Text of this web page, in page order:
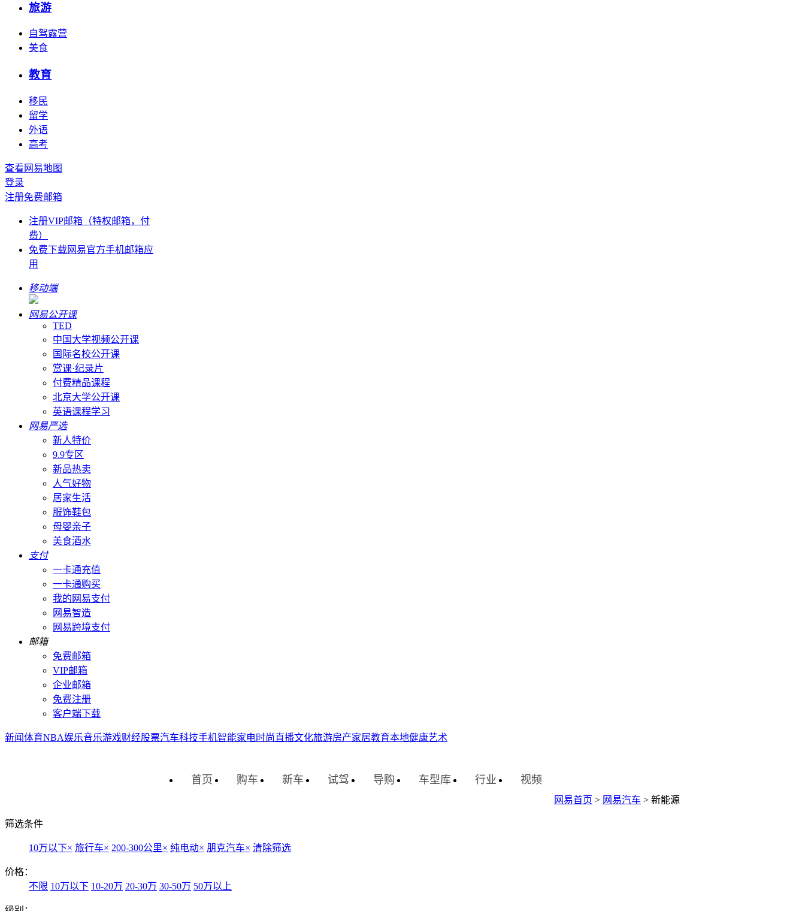
旅游
自驾露营
美食
教育
移民
留学
外语
高考
查看网易地图
登录
注册免费邮箱
注册VIP邮箱（特权邮箱，付
费）
免费下载网易官方手机邮箱应
用
移动端
网易公开课
TED
中国大学视频公开课
国际名校公开课
赏课·纪录片
付费精品课程
北京大学公开课
英语课程学习
网易严选
新人特价
9.9专区
新品热卖
人气好物
居家生活
服饰鞋包
母婴亲子
美食酒水
支付
一卡通充值
一卡通购买
我的网易支付
网易智造
网易跨境支付
邮箱
免费邮箱
VIP邮箱
企业邮箱
免费注册
客户端下载
新闻体育NBA娱乐音乐游戏财经股票汽车科技手机智能家电时尚直播文化旅游房产家居教育本地健康艺术
首页 购车 新车 试驾 导购 车型库 行业 视频
网易首页 > 网易汽车 > 新能源
筛选条件
10万以下× 旅行车× 200-300公里× 纯电动× 朋克汽车× 清除筛选
价格：
不限 10万以下 10-20万 20-30万 30-50万 50万以上